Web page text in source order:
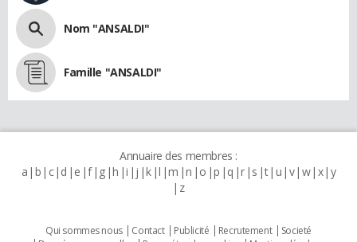
Nom "ANSALDI"
Famille "ANSALDI"
Annuaire des membres :
a b c d e f g h i j k l m n o p q r s t u v w x y
z
Qui sommes nous Contact Publicité Recrutement
Societé